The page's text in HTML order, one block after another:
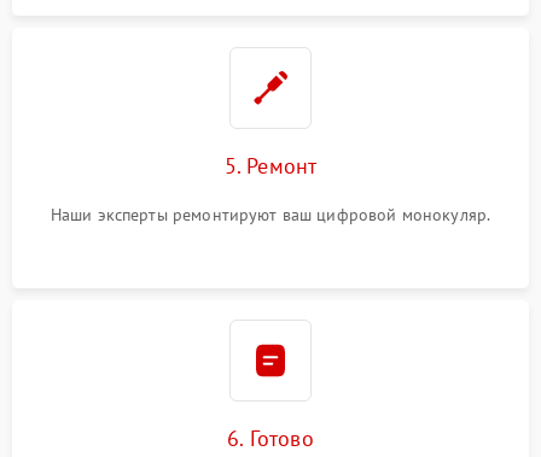
5. Ремонт
Наши эксперты ремонтируют ваш цифровой монокуляр.
6. Готово